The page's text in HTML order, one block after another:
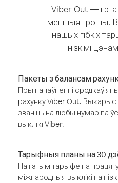
Viber Out — гэта
меншыя грошы.
нашых гібкіх
нізкімі
Пакеты з балансам
Пры папаўненні сродкаў
рахунку Viber Out.
званіць на любы нумар па
выклікі Viber.
Тарыфныя планы на 30
На гэтым тарыфе на
міжнародныя выклікі па